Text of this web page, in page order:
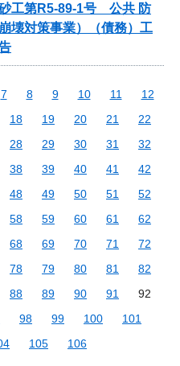
砂工第R5-89-1号 公共 防
壊対策事業）（債務）工
7 8 9 10 11
12
18 19 20 21
22
28 29 30 31
32
38 39 40 41
42
48 49 50 51
52
58 59 60 61
62
68 69 70 71
72
78 79 80 81
82
88 89 90 91
92
98 99 100
101
105 106